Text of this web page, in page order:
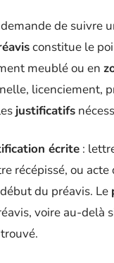
de suivre
constitue le
meublé ou en
licenciement,
justificatifs
écrite :
récépissé, ou
du préavis. Le
voire au-delà